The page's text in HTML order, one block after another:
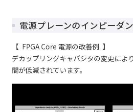
電源プレーンのインピーダ
【 FPGA Core 電源の改善例 】
デカップリングキャパシタの変更によ
間が低減されています。